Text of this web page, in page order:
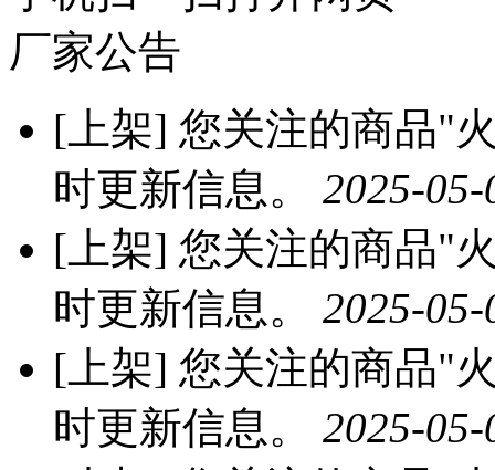
厂家公告
[上架] 您关注的商品"
时更新信息。 2025-
[上架] 您关注的商品"
时更新信息。 2025-
[上架] 您关注的商品"
时更新信息。 2025-